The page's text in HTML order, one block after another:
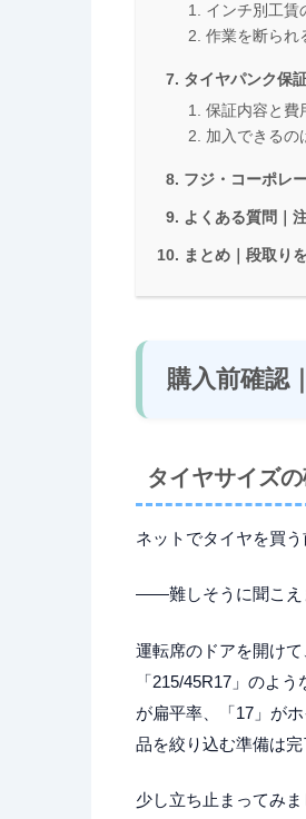
インチ別工賃
作業を断られ
タイヤパンク保
保証内容と費
加入できるの
フジ・コーポレ
よくある質問｜
まとめ｜段取り
購入前確認
タイヤサイズ
ネットでタイヤを買
――難しそうに聞こえ
運転席のドアを開け
「215/45R17」のよ
が扁平率、「17」が
品を絞り込む準備は完
少し立ち止まってみ